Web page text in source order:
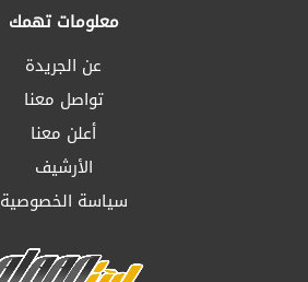
معلومات تهمك
عن الجريدة
تواصل معنا
أعلن معنا
الأرشيف
سياسة الخصوصية